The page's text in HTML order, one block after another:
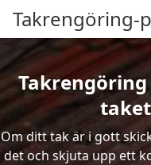
Takrengöring-
Om ditt tak är i gott
det och skjuta upp ett